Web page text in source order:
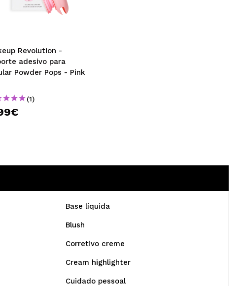
Revolution -
adesivo para
Powder Pops - Pink
(1)
Base líquida
Blush
Corretivo creme
Cream highlighter
Cuidado pessoal